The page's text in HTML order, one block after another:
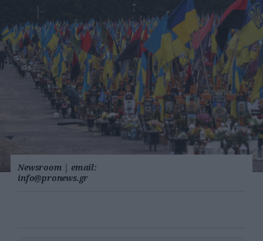
Newsroom | email:
info@pronews.gr